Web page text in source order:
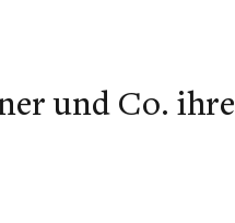
und Co. ihre